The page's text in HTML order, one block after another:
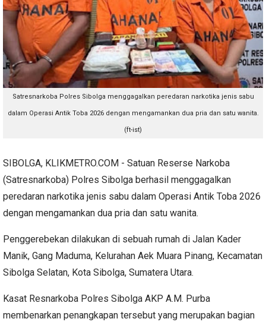
Satresnarkoba Polres Sibolga menggagalkan peredaran narkotika jenis sabu
dalam Operasi Antik Toba 2026 dengan mengamankan dua pria dan satu wanita.
(ft-ist)
SIBOLGA, KLIKMETRO.COM - Satuan Reserse Narkoba
(Satresnarkoba) Polres Sibolga berhasil menggagalkan
peredaran narkotika jenis sabu dalam Operasi Antik Toba 2026
dengan mengamankan dua pria dan satu wanita.
Penggerebekan dilakukan di sebuah rumah di Jalan Kader
Manik, Gang Maduma, Kelurahan Aek Muara Pinang, Kecamatan
Sibolga Selatan, Kota Sibolga, Sumatera Utara.
Kasat Resnarkoba Polres Sibolga AKP A.M. Purba
membenarkan penangkapan tersebut yang merupakan bagian